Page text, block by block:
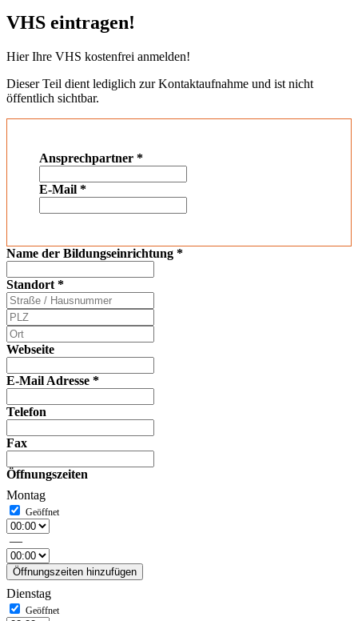
VHS eintragen!
Hier Ihre VHS kostenfrei anmelden!
Dieser Teil dient lediglich zur Kontaktaufnahme und ist nicht
öffentlich sichtbar.
Ansprechpartner *
E-Mail *
Name der Bildungseinrichtung *
Standort *
Webseite
E-Mail Adresse *
Telefon
Fax
Öffnungszeiten
Montag
—
Öffnungszeiten hinzufügen
Dienstag